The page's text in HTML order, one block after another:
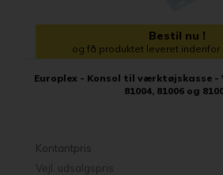
Bestil nu !
og få produktet leveret indenfor
Europlex - Konsol til værktøjskasse
81004, 81006 og
Kontantpris
Vejl. udsalgspris